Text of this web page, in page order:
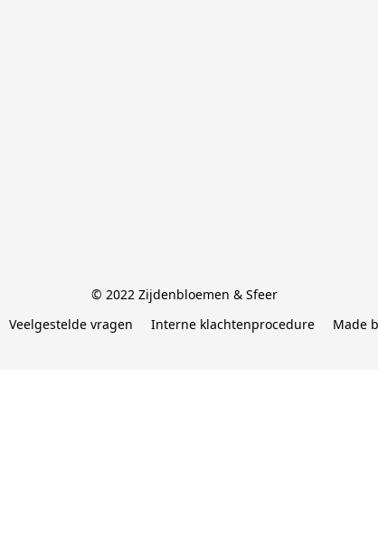
© 2022 Zijdenbloemen & Sfeer
Veelgestelde vragen Interne klachtenprocedure Made